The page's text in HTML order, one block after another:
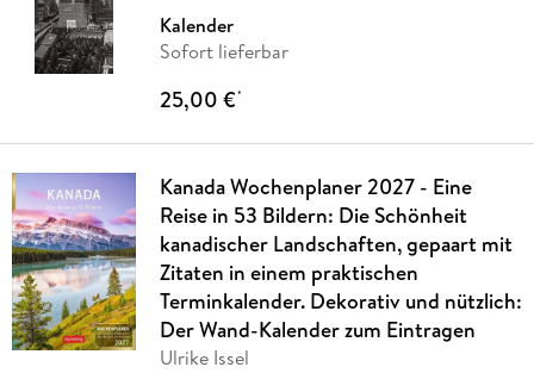
Kalender
Sofort lieferbar
25,00 €*
Kanada Wochenplaner 2027 - Eine
Reise in 53 Bildern: Die Schönheit
kanadischer Landschaften, gepaart mit
Zitaten in einem praktischen
Terminkalender. Dekorativ und nützlich:
Der Wand-Kalender zum Eintragen
Ulrike Issel